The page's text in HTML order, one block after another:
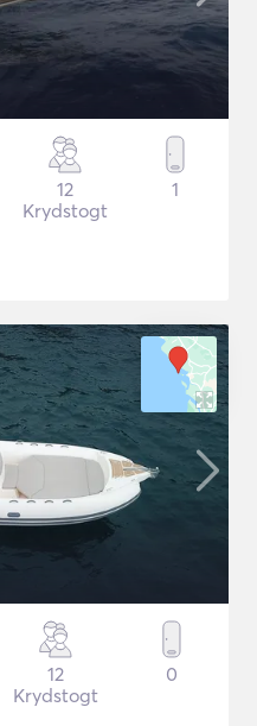
12
Krydstogt
1
12
Krydstogt
0